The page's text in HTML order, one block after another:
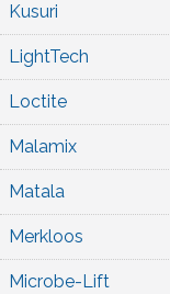
Kusuri
LightTech
Loctite
Malamix
Matala
Merkloos
Microbe-Lift